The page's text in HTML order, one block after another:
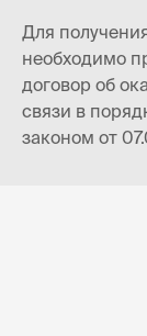
Для
необходимо
договор об
связи в
законом от